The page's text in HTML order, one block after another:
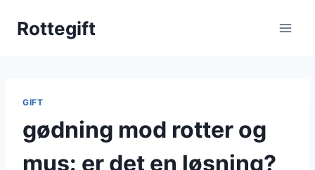
Rottegift
GIFT
gødning mod rotter og
mus: er det en løsning?